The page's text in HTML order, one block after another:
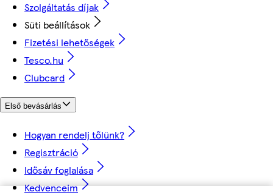
Szolgáltatás díjak
Süti beállítások
Fizetési lehetőségek
Tesco.hu
Clubcard
Első bevásárlás
Hogyan rendelj tőlünk?
Regisztráció
Idősáv foglalása
Kedvenceim